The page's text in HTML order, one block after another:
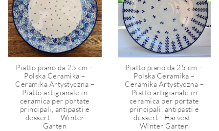
Piatto piano da 25 cm –
Polska Ceramika –
Ceramika Artystyczna –
Piatto artigianale in
ceramica per portate
principali, antipasti e
dessert - - Winter
Garten
Piatto piano da 25 cm –
Polska Ceramika –
Ceramika Artystyczna –
Piatto artigianale in
ceramica per portate
principali, antipasti e
dessert - Harvest -
Winter Garten